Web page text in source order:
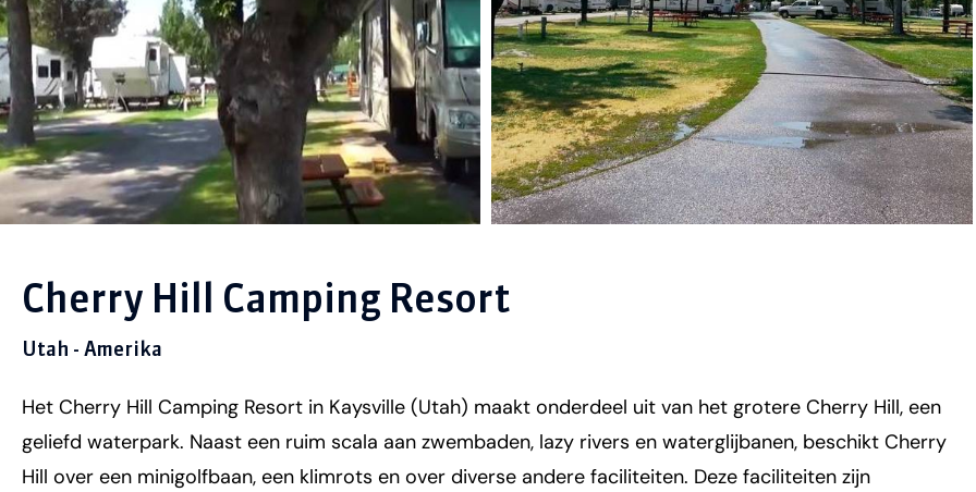
Cherry Hill Camping Resort
Utah - Amerika
Het Cherry Hill Camping Resort in Kaysville (Utah) maakt onderdeel uit van het grotere Cherry Hill, een
geliefd waterpark. Naast een ruim scala aan zwembaden, lazy rivers en waterglijbanen, beschikt Cherry
Hill over een minigolfbaan, een klimrots en over diverse andere faciliteiten. Deze faciliteiten zijn